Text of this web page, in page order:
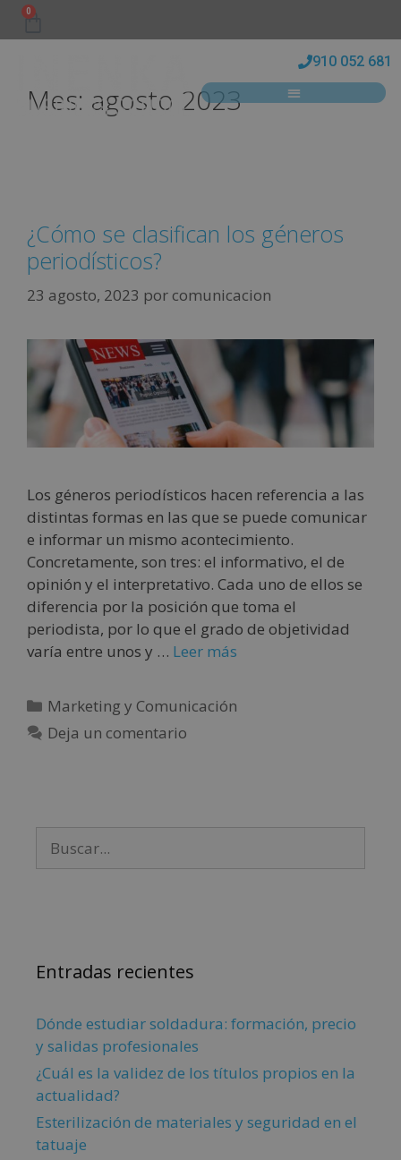
0
910 052 681
Mes: agosto 2023
¿Cómo se clasifican los géneros
periodísticos?
23 agosto, 2023 por comunicacion
Los géneros periodísticos hacen referencia a las
distintas formas en las que se puede comunicar
e informar un mismo acontecimiento.
Concretamente, son tres: el informativo, el de
opinión y el interpretativo. Cada uno de ellos se
diferencia por la posición que toma el
periodista, por lo que el grado de objetividad
varía entre unos y … Leer más
Marketing y Comunicación
Deja un comentario
Entradas recientes
Dónde estudiar soldadura: formación, precio
y salidas profesionales
¿Cuál es la validez de los títulos propios en la
actualidad?
Esterilización de materiales y seguridad en el
tatuaje